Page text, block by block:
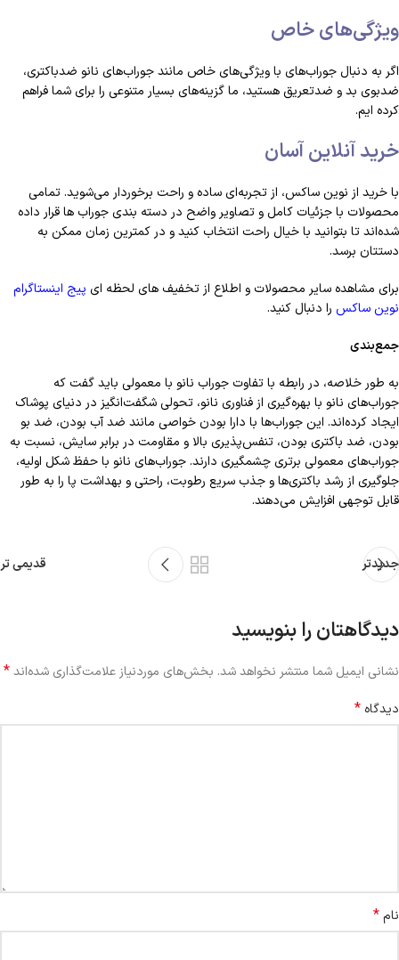
ویژگی‌های خاص
اگر به دنبال جوراب‌های با ویژگی‌های خاص مانند جوراب‌های نانو ضدباکتری،
ضدبوی بد و ضدتعریق هستید، ما گزینه‌های بسیار متنوعی را برای شما فراهم
کرده ایم.
خرید آنلاین آسان
با خرید از نوین ساکس، از تجربه‌ای ساده و راحت برخوردار می‌شوید. تمامی
محصولات با جزئیات کامل و تصاویر واضح در دسته بندی جوراب ها قرار داده
شده‌اند تا بتوانید با خیال راحت انتخاب کنید و در کمترین زمان ممکن به
دستتان برسد.
برای مشاهده سایر محصولات و اطلاع از تخفیف های لحظه ای پیج اینستاگرام
نوین ساکس را دنبال کنید.
جمع‌بندی
به طور خلاصه، در رابطه با تفاوت جوراب نانو با معمولی باید گفت که
جوراب‌های نانو با بهره‌گیری از فناوری نانو، تحولی شگفت‌انگیز در دنیای پوشاک
ایجاد کرده‌اند. این جوراب‌ها با دارا بودن خواصی مانند ضد آب بودن، ضد بو
بودن، ضد باکتری بودن، تنفس‌پذیری بالا و مقاومت در برابر سایش، نسبت به
جوراب‌های معمولی برتری چشمگیری دارند. جوراب‌های نانو با حفظ شکل اولیه،
جلوگیری از رشد باکتری‌ها و جذب سریع رطوبت، راحتی و بهداشت پا را به طور
قابل توجهی افزایش می‌دهند.
جدیدتر قدیمی تر
دیدگاهتان را بنویسید
نشانی ایمیل شما منتشر نخواهد شد. بخش‌های موردنیاز علامت‌گذاری شده‌اند*
دیدگاه *
نام*